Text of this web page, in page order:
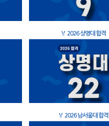
🏅 2026 상명대 합격
🏅 2026 남서울대 합격